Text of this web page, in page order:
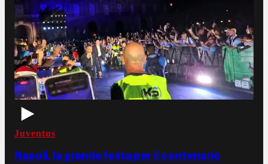
Juventus
Napoli, la grande festa per il centenario